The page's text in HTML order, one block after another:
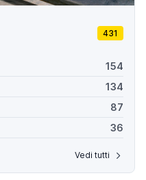
431
154
134
87
36
Vedi tutti